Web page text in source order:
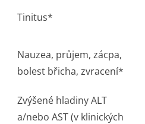
Tinitus*
Nauzea, průjem, zácpa,
bolest břicha, zvracení*
Zvýšené hladiny ALT
a/nebo AST (v klinických